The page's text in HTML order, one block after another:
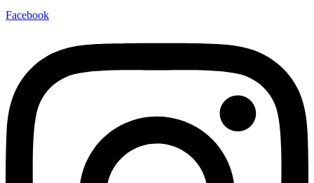
Facebook